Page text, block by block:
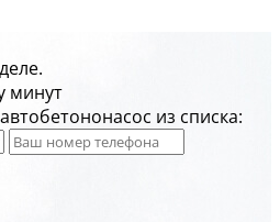
минут
из списка: